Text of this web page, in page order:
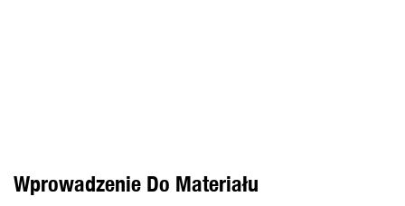
Wprowadzenie Do Materiału